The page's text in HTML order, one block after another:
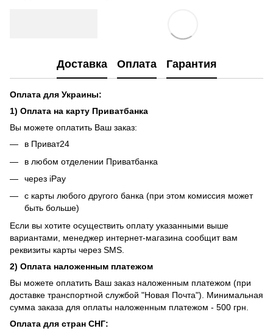
Доставка Оплата Гарантия
Оплата для Украины:
1) Оплата на карту Приватбанка
Вы можете оплатить Ваш заказ:
в Приват24
в любом отделении Приватбанка
через iPay
с карты любого другого банка (при этом комиссия может
быть больше)
Если вы хотите осуществить оплату указанными выше
вариантами, менеджер интернет-магазина сообщит вам
реквизиты карты через SMS.
2) Оплата наложенным платежом
Вы можете оплатить Ваш заказ наложенным платежом (при
доставке транспортной службой "Новая Почта"). Минимальная
сумма заказа для оплаты наложенным платежом - 500 грн.
Оплата для стран СНГ: